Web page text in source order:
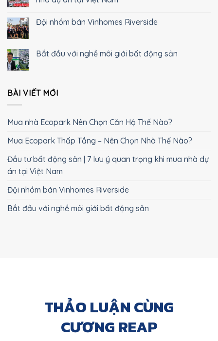
Đội nhóm bán Vinhomes Riverside
Bắt đầu với nghề môi giới bất động sản
BÀI VIẾT MỚI
Mua nhà Ecopark Nên Chọn Căn Hộ Thế Nào?
Mua Ecopark Thấp Tầng – Nên Chọn Nhà Thế Nào?
Đầu tư bất động sản | 7 lưu ý quan trọng khi mua nhà dự
án tại Việt Nam
Đội nhóm bán Vinhomes Riverside
Bắt đầu với nghề môi giới bất động sản
THẢO LUẬN CÙNG
CƯƠNG REAP